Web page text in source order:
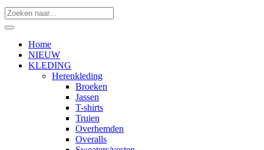
Home
NIEUW
KLEDING
Herenkleding
Broeken
Jassen
T-shirts
Truien
Overhemden
Overalls